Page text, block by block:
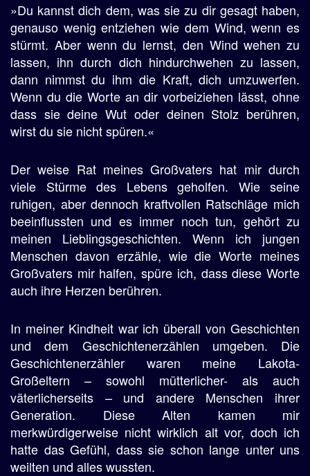
»Du kannst dich dem, was sie zu dir gesagt haben,
genauso wenig entziehen wie dem Wind, wenn es
stürmt. Aber wenn du lernst, den Wind wehen zu
lassen, ihn durch dich hindurchwehen zu lassen,
dann nimmst du ihm die Kraft, dich umzuwerfen.
Wenn du die Worte an dir vorbeiziehen lässt, ohne
dass sie deine Wut oder deinen Stolz berühren,
wirst du sie nicht spüren.«
Der weise Rat meines Großvaters hat mir durch
viele Stürme des Lebens geholfen. Wie seine
ruhigen, aber dennoch kraftvollen Ratschläge mich
beeinflussten und es immer noch tun, gehört zu
meinen Lieblingsgeschichten. Wenn ich jungen
Menschen davon erzähle, wie die Worte meines
Großvaters mir halfen, spüre ich, dass diese Worte
auch ihre Herzen berühren.
In meiner Kindheit war ich überall von Geschichten
und dem Geschichtenerzählen umgeben. Die
Geschichtenerzähler waren meine Lakota-
Großeltern – sowohl mütterlicher- als auch
väterlicherseits – und andere Menschen ihrer
Generation. Diese Alten kamen mir
merkwürdigerweise nicht wirklich alt vor, doch ich
hatte das Gefühl, dass sie schon lange unter uns
weilten und alles wussten.